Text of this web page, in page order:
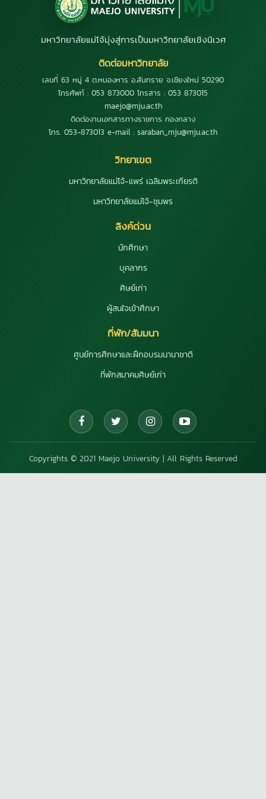
มหาวิทยาลัยแม่โจ้มุ่งสู่การเป็นมหาวิทยาลัยเชิงนิเวศ
ติดต่อมหาวิทยาลัย
เลขที่ 63 หมู่ 4 ต.หนองหาร อ.สันทราย จ.เชียงใหม่ 50290
โทรศัพท์ : 053 873000 โทรสาร : 053 873015
maejo@mju.ac.th
ติดต่องานเอกสารทางราชการ กองกลาง
โทร. 053-873013 e-mail : saraban_mju@mju.ac.th
วิทยาเขต
มหาวิทยาลัยแม่โจ้-แพร่ เฉลิมพระเกียรติ
มหาวิทยาลัยแม่โจ้-ชุมพร
ลิงค์ด่วน
นักศึกษา
บุคลากร
ศิษย์เก่า
ผู้สนใจเข้าศึกษา
ที่พัก/สัมมนา
ศูนย์การศึกษาและฝึกอบรมนานาชาติ
ที่พักสมาคมศิษย์เก่า
Copyrights © 2021 Maejo University | All Rights Reserved